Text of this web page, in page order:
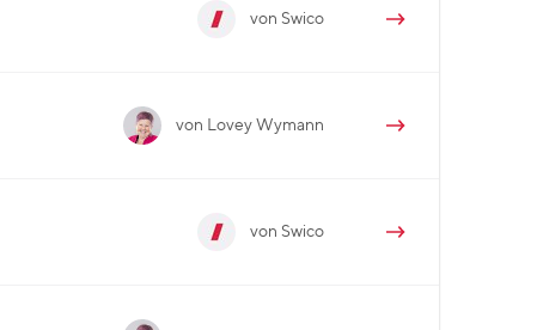
von Swico
von Lovey Wymann
von Swico